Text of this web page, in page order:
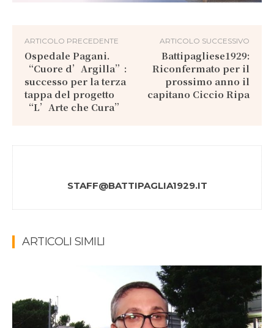
ARTICOLO PRECEDENTE
Ospedale Pagani.
“Cuore d’Argilla”:
successo per la terza
tappa del progetto
“L’Arte che Cura”
ARTICOLO SUCCESSIVO
Battipagliese1929:
Riconfermato per il
prossimo anno il
capitano Ciccio Ripa
STAFF@BATTIPAGLIA1929.IT
ARTICOLI SIMILI